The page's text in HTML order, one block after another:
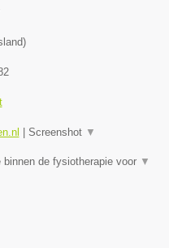
)
Screenshot ▼
de fysiotherapie voor ▼